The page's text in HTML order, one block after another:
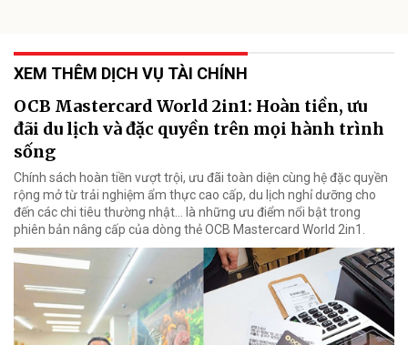
XEM THÊM DỊCH VỤ TÀI CHÍNH
OCB Mastercard World 2in1: Hoàn tiền, ưu
đãi du lịch và đặc quyền trên mọi hành trình
sống
Chính sách hoàn tiền vượt trội, ưu đãi toàn diện cùng hệ đặc quyền
rộng mở từ trải nghiệm ẩm thực cao cấp, du lịch nghỉ dưỡng cho
đến các chi tiêu thường nhật… là những ưu điểm nổi bật trong
phiên bản nâng cấp của dòng thẻ OCB Mastercard World 2in1.